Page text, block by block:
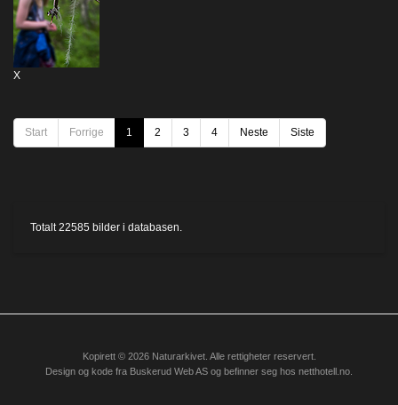
X
Start Forrige 1 2 3 4 Neste Siste
Totalt 22585 bilder i databasen.
Kopirett © 2026 Naturarkivet. Alle rettigheter reservert.
Design og kode fra Buskerud Web AS og befinner seg hos netthotell.no